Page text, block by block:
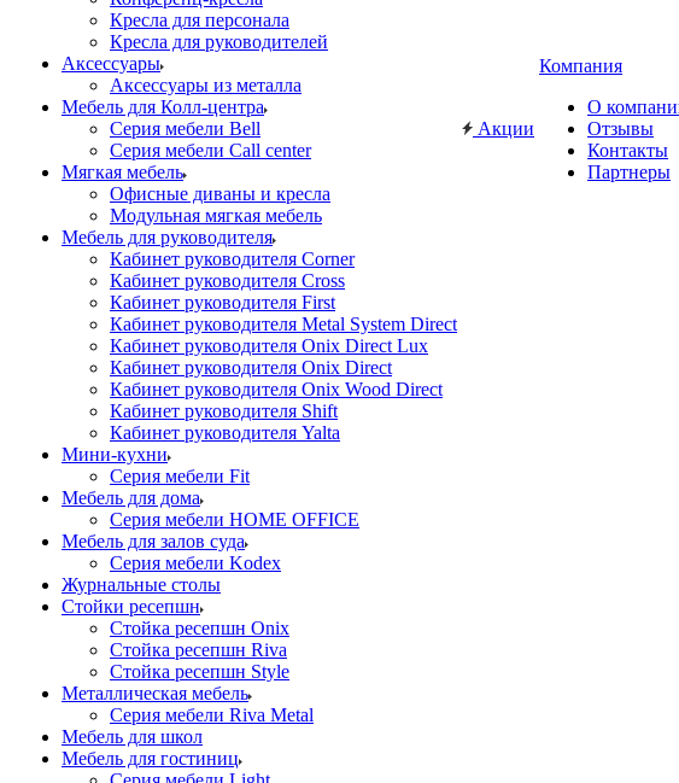
Кресла для персонала
Кресла для руководителей
Аксессуары
Аксессуары из металла
Мебель для Колл-центра
Серия мебели Bell
Серия мебели Call center
Мягкая мебель
Офисные диваны и кресла
Модульная мягкая мебель
Мебель для руководителя
Кабинет руководителя Corner
Кабинет руководителя Cross
Кабинет руководителя First
Кабинет руководителя Metal System Direct
Кабинет руководителя Onix Direct Lux
Кабинет руководителя Onix Direct
Кабинет руководителя Onix Wood Direct
Кабинет руководителя Shift
Кабинет руководителя Yalta
Мини-кухни
Серия мебели Fit
Мебель для дома
Серия мебели HOME OFFICE
Мебель для залов суда
Серия мебели Kodex
Журнальные столы
Стойки ресепшн
Стойка ресепшн Onix
Стойка ресепшн Riva
Стойка ресепшн Style
Металлическая мебель
Серия мебели Riva Metal
Мебель для школ
Мебель для гостиниц
Акции
Компания
О
Отзывы
Контакты
Партнеры